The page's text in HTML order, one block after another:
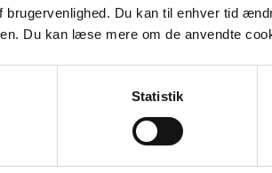
Du kan til enhver tid
Du kan læse mere om de anvendte
Statistik